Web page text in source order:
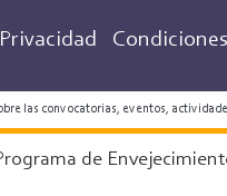
las convocatorias, eventos,
de